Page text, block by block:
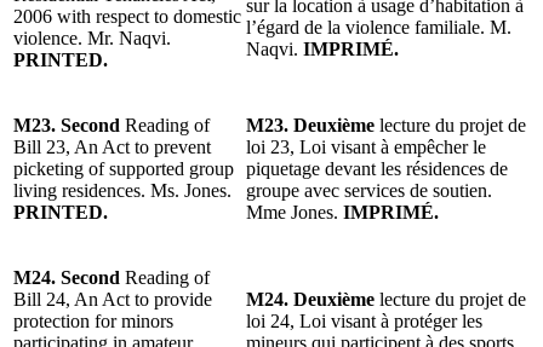
2006 with respect to domestic
violence. Mr. Naqvi.
PRINTED.
sur la location à usage d’habitation à
l’égard de la violence familiale. M.
Naqvi. IMPRIMÉ.
M23. Second Reading of
Bill 23, An Act to prevent
picketing of supported group
living residences. Ms. Jones.
PRINTED.
M23. Deuxième lecture du projet de
loi 23, Loi visant à empêcher le
piquetage devant les résidences de
groupe avec services de soutien.
Mme Jones. IMPRIMÉ.
M24. Second Reading of
Bill 24, An Act to provide
protection for minors
participating in amateur
M24. Deuxième lecture du projet de
loi 24, Loi visant à protéger les
mineurs qui participent à des sports